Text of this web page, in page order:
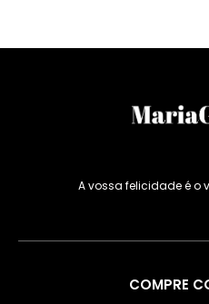
A vossa felicidade é o
COMPRE